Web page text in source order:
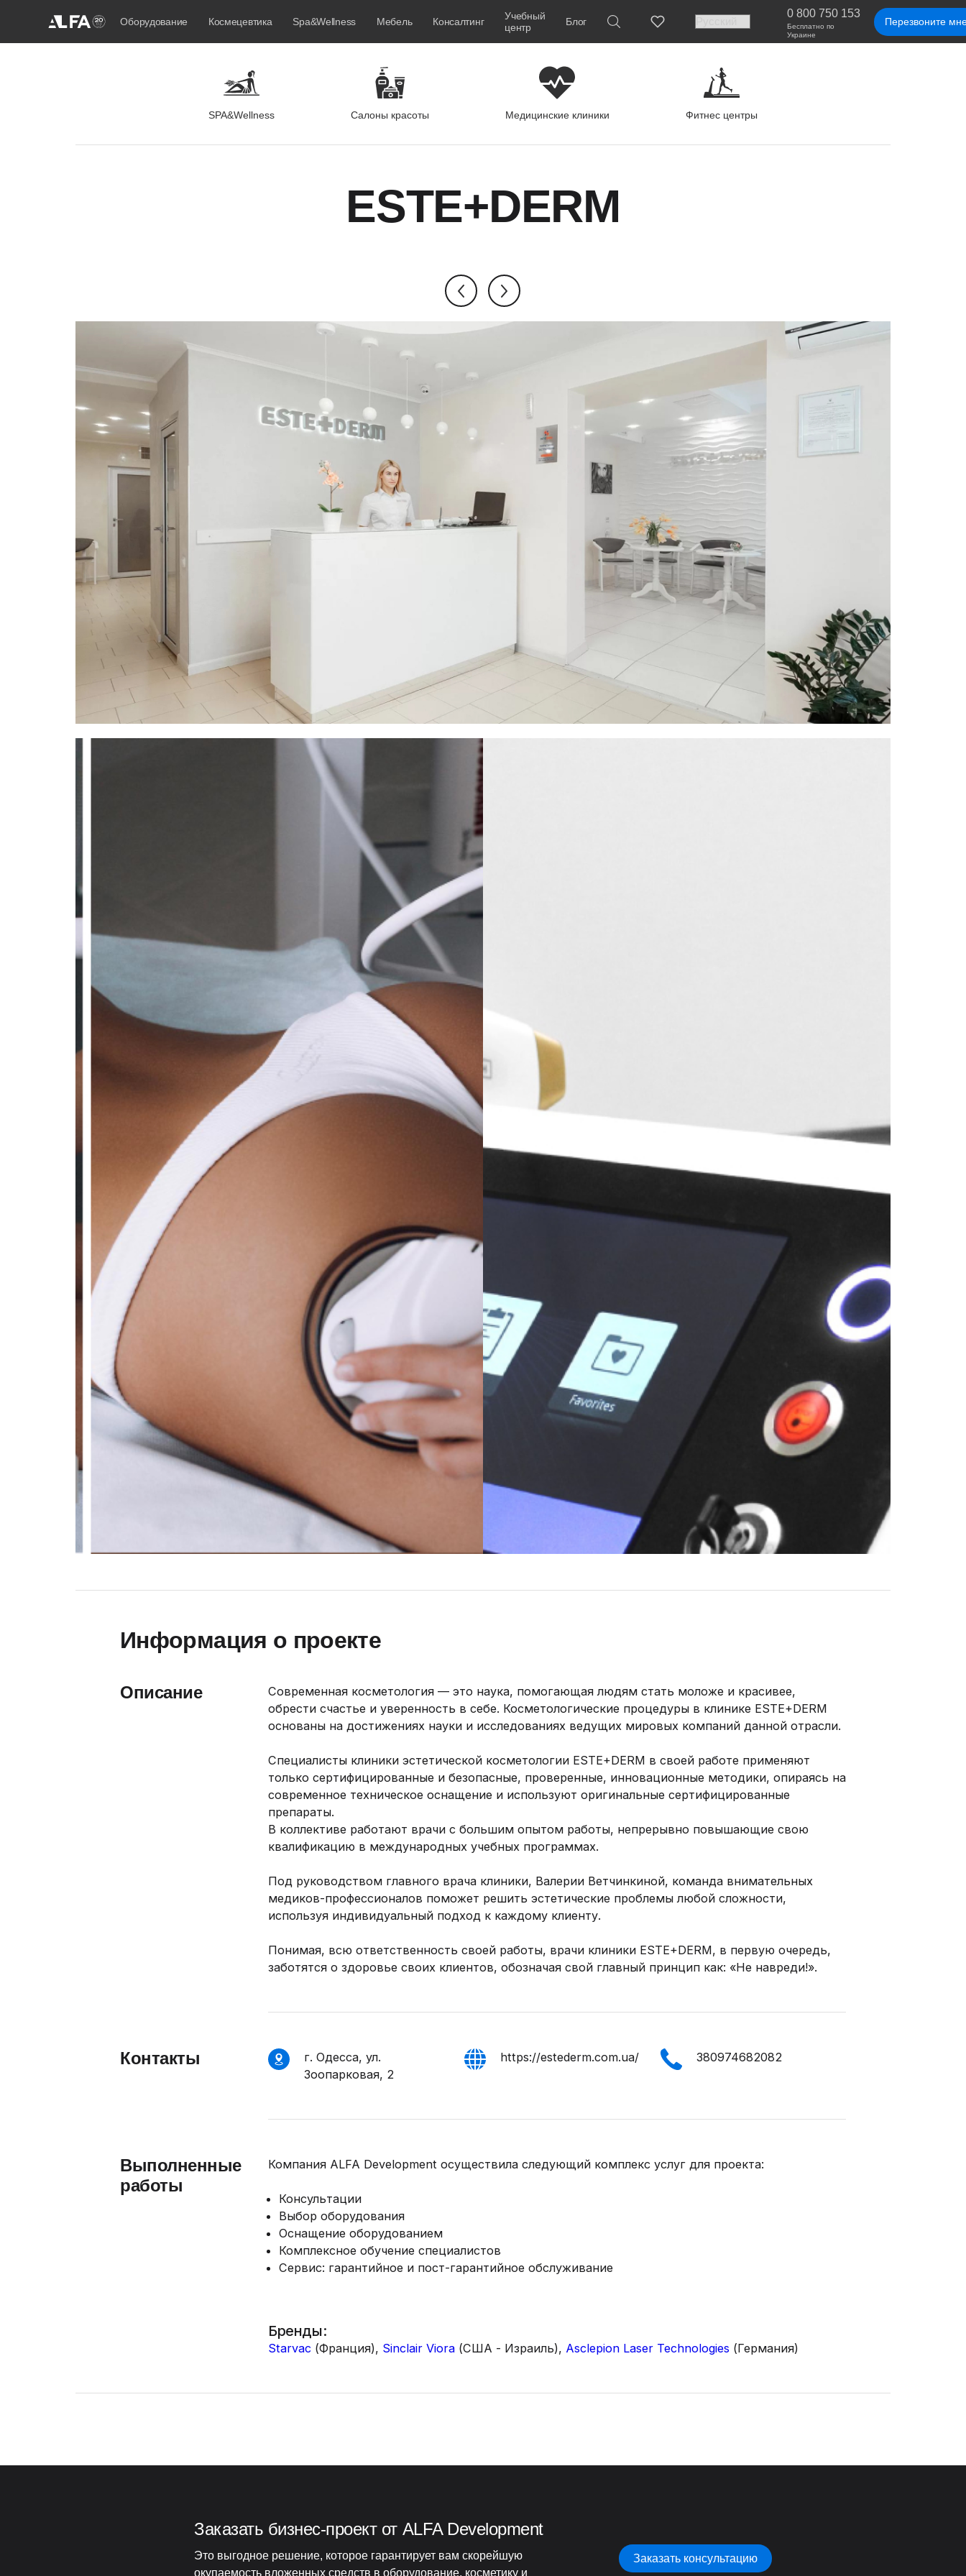
Оборудование Космецевтика Spa&Wellness Мебель Консалтинг
Учебный
центр
Блог
0 800 750 153
Бесплатно по
Украине
Перезвоните
SPA&Wellness Салоны красоты Медицинские клиники Фитнес центры
ESTE+DERM
Информация о проекте
Описание
Cовременная косметология — это наука, помогающая людям стать моложе и красивее,
обрести счастье и уверенность в себе. Косметологические процедуры в клинике ESTE+DERM
основаны на достижениях науки и исследованиях ведущих мировых компаний данной отрасли.
Специалисты клиники эстетической косметологии ESTE+DERM в своей работе применяют
только сертифицированные и безопасные, проверенные, инновационные методики, опираясь на
современное техническое оснащение и используют оригинальные сертифицированные
препараты.
В коллективе работают врачи с большим опытом работы, непрерывно повышающие свою
квалификацию в международных учебных программах.
Под руководством главного врача клиники, Валерии Ветчинкиной, команда внимательных
медиков-профессионалов поможет решить эстетические проблемы любой сложности,
используя индивидуальный подход к каждому клиенту.
Понимая, всю ответственность своей работы, врачи клиники ESTE+DERM, в первую очередь,
заботятся о здоровье своих клиентов, обозначая свой главный принцип как: «Не навреди!».
Контакты
г. Одесса, ул.
Зоопарковая, 2
https://estederm.com.ua/ 380974682082
Выполненные
работы
Компания ALFA Development осуществила следующий комплекс услуг для проекта:
Консультации
Выбор оборудования
Оснащение оборудованием
Комплексное обучение специалистов
Сервис: гарантийное и пост-гарантийное обслуживание
Бренды:
Starvac(Франция), Sinclair Viora(США - Израиль), Asclepion Laser Technologies (Германия)
Заказать бизнес-проект от ALFA Development
Это выгодное решение, которое гарантирует вам скорейшую
окупаемость вложенных средств в оборудование, косметику и
Заказать консультацию